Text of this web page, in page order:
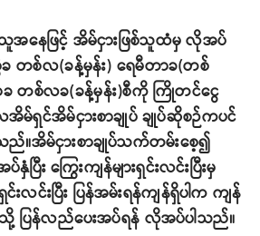
အနေဖြင့် အိမ်ငှားဖြစ်သူထံမှ လိုအပ်
တစ်လ(ခန့်မှန်း) ရေမီတာခ(တစ်
တစ်လခ(ခန့်မှန်း)စီကို ကြိုတင်ငွေ
လအိမ်ရှင်အိမ်ငှားစာချုပ် ချုပ်ဆိုစဉ်ကပင်
။အိမ်ငှားစာချုပ်သက်တမ်းစေ့၍
ြီး ကြွေးကျန်များရှင်းလင်းပြီးမှ
လင်းပြီး ပြန်အမ်းရန်ကျန်ရှိပါက ကျန်
ပြန်လည်ပေးအပ်ရန် လိုအပ်ပါသည်။